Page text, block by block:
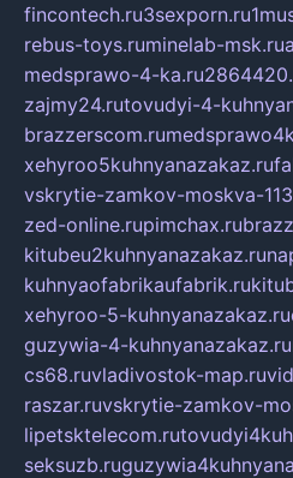
fincontech.ru3sexporn.ru
rebus-toys.ruminelab-msk.ru
medsprawo-4-ka.ru
zajmy24.rutovudyi-4-
brazzerscom.ru
xehyroo5kuhnyanazakaz.ru
vskrytie-zamkov-moskva-
zed-online.rupimchax.ru
kitubeu2kuhnyanazakaz.ru
kuhnyaofabrikaufabrik.ru
xehyroo-5-kuhnyanazakaz.ru
guzywia-4-kuhnyanazakaz.ru
cs68.ruvladivostok-map.ru
raszar.ruvskrytie-zamkov-
lipetsktelecom.ru
seksuzb.ru